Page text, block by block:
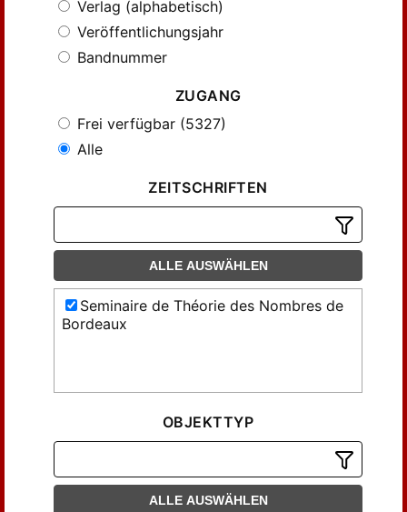
Verlag (alphabetisch)
Veröffentlichungsjahr
Bandnummer
ZUGANG
Frei verfügbar (5327)
Alle
ZEITSCHRIFTEN
ALLE AUSWÄHLEN
Seminaire de Théorie des Nombres de
Bordeaux
OBJEKTTYP
ALLE AUSWÄHLEN